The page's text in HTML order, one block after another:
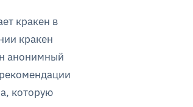
кракен в
кракен
анонимный
которую